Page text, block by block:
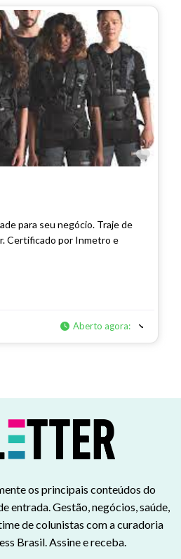
para seu negócio. Traje de
Certificado por Inmetro e
Aberto agora:
os principais conteúdos do
entrada. Gestão, negócios, saúde,
de colunistas com a curadoria
Brasil. Assine e receba.